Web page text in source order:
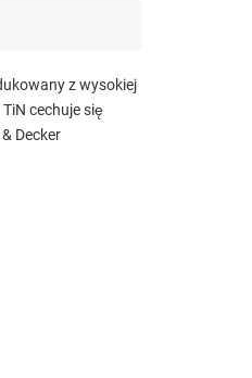
z wysokiej
cechuje się
Decker